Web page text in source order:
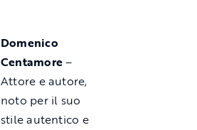
Domenico
Centamore–
Attore e autore,
noto per il suo
stile autentico e